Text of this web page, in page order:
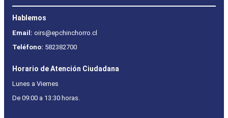
Hablemos
Email: oirs@epchinchorro.cl
Teléfono: 582382700
Horario de Atención Ciudadana
Lunes a Viernes
De 09:00 a 13:30 horas.